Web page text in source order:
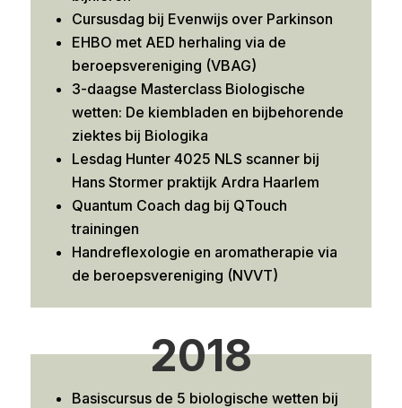
Cursusdag bij Evenwijs over Parkinson
EHBO met AED herhaling via de
beroepsvereniging (VBAG)
3-daagse Masterclass Biologische
wetten: De kiembladen en bijbehorende
ziektes bij Biologika
Lesdag Hunter 4025 NLS scanner bij
Hans Stormer praktijk Ardra Haarlem
Quantum Coach dag bij QTouch
trainingen
Handreflexologie en aromatherapie via
de beroepsvereniging (NVVT)
2018
Basiscursus de 5 biologische wetten bij